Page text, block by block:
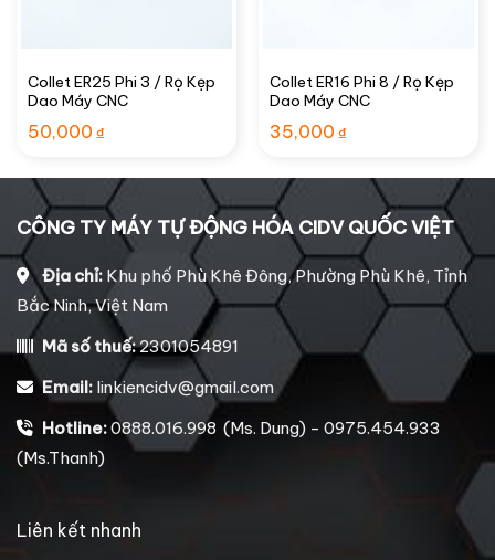
Collet ER25 Phi 3 / Rọ Kẹp
Dao Máy CNC
50,000 ₫
Collet ER16 Phi 8 / Rọ Kẹp
Dao Máy CNC
35,000 ₫
CÔNG TY MÁY TỰ ĐỘNG HÓA CIDV QUỐC VIỆT
Địa chỉ: Khu phố Phù Khê Đông, Phường Phù Khê, Tỉnh
Bắc Ninh, Việt Nam
Mã số thuế:2301054891
Email: linkiencidv@gmail.com
Hotline:0888.016.998 (Ms. Dung) - 0975.454.933
(Ms.Thanh)
Liên kết nhanh